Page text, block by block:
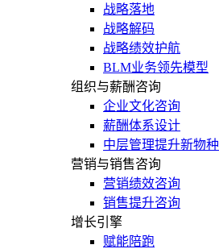
战略落地
战略解码
战略绩效护航
BLM业务领先模型
组织与薪酬咨询
企业文化咨询
薪酬体系设计
中层管理提升新物种
营销与销售咨询
营销绩效咨询
销售提升咨询
增长引擎
赋能陪跑